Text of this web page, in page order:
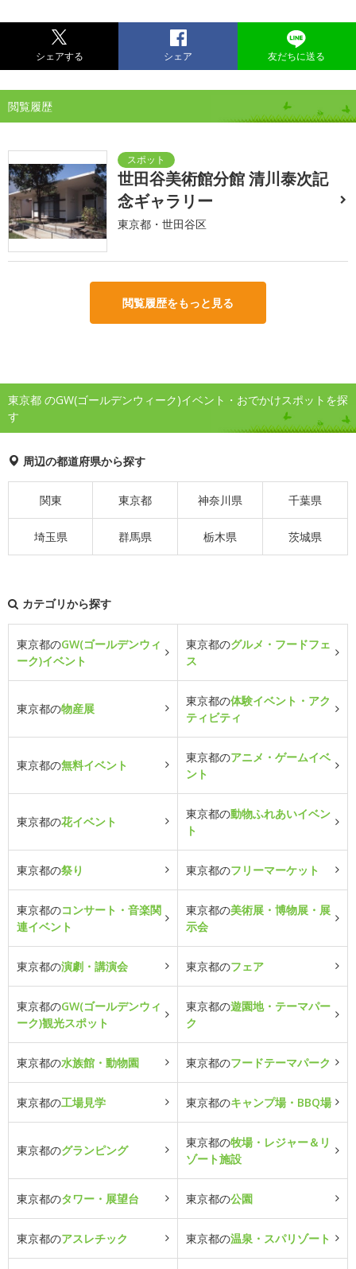
シェアする シェア 友だちに送る
閲覧履歴
世田谷美術館分館 清川泰次記
念ギャラリー
東京都・世田谷区
閲覧履歴をもっと見る
東京都 のGW(ゴールデンウィーク)イベント・おでかけスポットを探
す
周辺の都道府県から探す
関東 東京都 神奈川県 千葉県
埼玉県 群馬県 栃木県 茨城県
カテゴリから探す
東京都のGW(ゴールデンウィ
ーク)イベント
東京都のグルメ・フードフェ
ス
東京都の物産展
東京都の体験イベント・アク
ティビティ
東京都の無料イベント
東京都のアニメ・ゲームイベ
ント
東京都の花イベント
東京都の動物ふれあいイベン
ト
東京都の祭り 東京都のフリーマーケット
東京都のコンサート・音楽関
連イベント
東京都の美術展・博物展・展
示会
東京都の演劇・講演会 東京都のフェア
東京都のGW(ゴールデンウィ
ーク)観光スポット
東京都の遊園地・テーマパー
ク
東京都の水族館・動物園 東京都のフードテーマパーク
東京都の工場見学 東京都のキャンプ場・BBQ場
東京都のグランピング
東京都の牧場・レジャー＆リ
ゾート施設
東京都のタワー・展望台 東京都の公園
東京都のアスレチック 東京都の温泉・スパリゾート